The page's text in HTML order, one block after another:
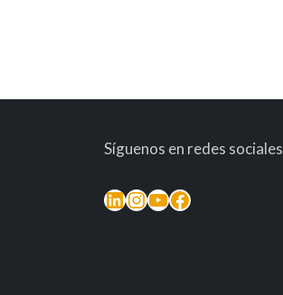
Síguenos en redes sociales
LinkedIn
Instagram
YouTube
Facebook